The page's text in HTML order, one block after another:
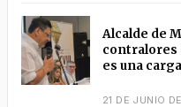
Alcalde de
contralores
es una
21 DE JUNIO